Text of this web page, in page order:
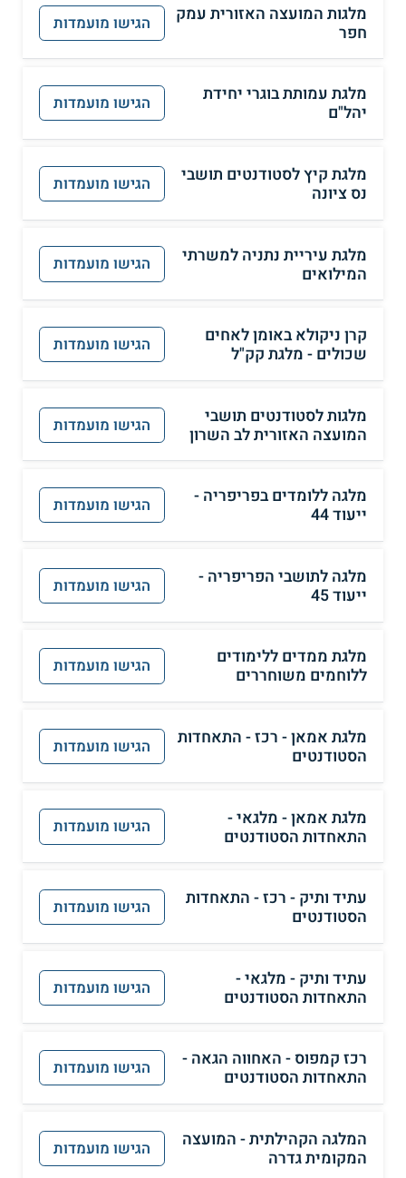
מלגות המועצה האזורית עמק
חפר
הגישו מועמדות
מלגת עמותת בוגרי יחידת
יהל"ם
הגישו מועמדות
מלגת קיץ לסטודנטים תושבי
נס ציונה
הגישו מועמדות
מלגת עיריית נתניה למשרתי
המילואים
הגישו מועמדות
קרן ניקולא באומן לאחים
שכולים - מלגת קק"ל
הגישו מועמדות
מלגות לסטודנטים תושבי
המועצה האזורית לב השרון
הגישו מועמדות
מלגה ללומדים בפריפריה -
ייעוד 44
הגישו מועמדות
מלגה לתושבי הפריפריה -
ייעוד 45
הגישו מועמדות
מלגת ממדים ללימודים
ללוחמים משוחררים
הגישו מועמדות
מלגת אמאן - רכז - התאחדות
הסטודנטים
הגישו מועמדות
מלגת אמאן - מלגאי -
התאחדות הסטודנטים
הגישו מועמדות
עתיד ותיק - רכז - התאחדות
הסטודנטים
הגישו מועמדות
עתיד ותיק - מלגאי -
התאחדות הסטודנטים
הגישו מועמדות
רכז קמפוס - האחווה הגאה -
התאחדות הסטודנטים
הגישו מועמדות
המלגה הקהילתית - המועצה
המקומית גדרה
הגישו מועמדות